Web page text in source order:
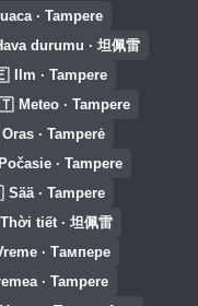
· Tampere
durumu · 坦佩雷
Ilm · Tampere
Meteo · Tampere
Oras · Tamperė
Počasie · Tampere
Sää · Tampere
Thời tiết · 坦佩雷
· Тампере
· Tampere